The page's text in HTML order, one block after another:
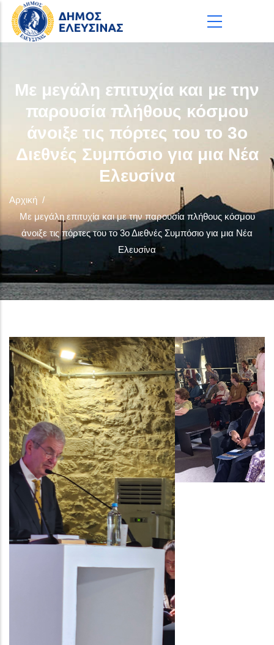
Παράκαμψη προς το κυρίως περιεχόμενο
Με μεγάλη επιτυχία και με την
παρουσία πλήθους κόσμου
άνοιξε τις πόρτες του το 3ο
Διεθνές Συμπόσιο για μια Νέα
Ελευσίνα
Αρχική /
Με μεγάλη επιτυχία και με την παρουσία πλήθους κόσμου
άνοιξε τις πόρτες του το 3ο Διεθνές Συμπόσιο για μια Νέα
Ελευσίνα